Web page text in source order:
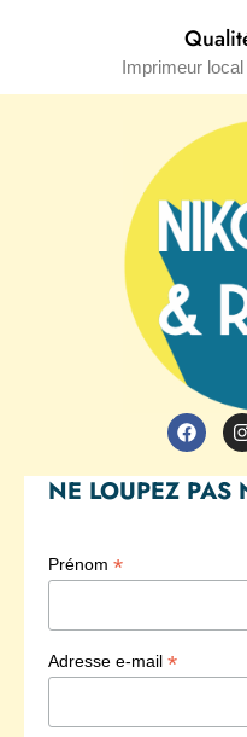
Imprimeur
F
a
e
b
I
t
NE LOUPEZ PAS
Prénom *
Adresse e-mail *